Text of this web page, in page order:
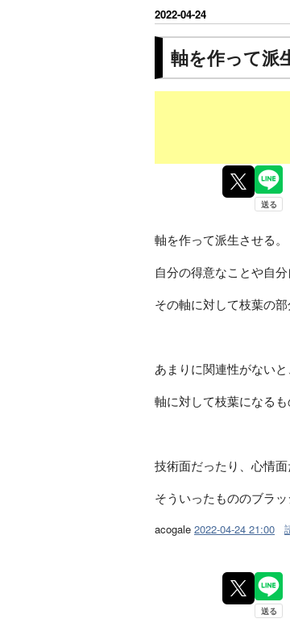
2022-04-24
軸を作って派
軸を作って派生させる。
自分の得意なことや自
その軸に対して枝葉の部
あまりに関連性がない
軸に対して枝葉になるも
技術面だったり、心情
そういったもののブラ
acogale 2022-04-24 21:00